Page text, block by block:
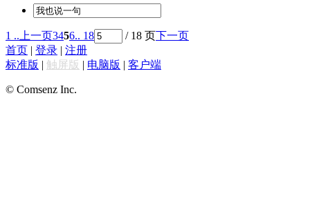
1 ..上一页3456.. 18 / 18 页
下一页
首页
登录
注册
标准版
触屏版 电脑版 客户端
© Comsenz Inc.